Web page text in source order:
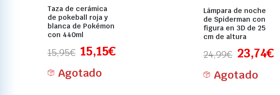
Taza de cerámica
de pokeball roja y
blanca de Pokémon
con 440ml
15,95€ 15,15€
Agotado
Lámpara de noche
de Spiderman con
figura en 3D de 25
cm de altura
24,99€ 23,74€
Agotado